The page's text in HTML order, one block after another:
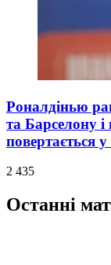
Роналдінью
та Барселону і
повертається у
2 435
Останні